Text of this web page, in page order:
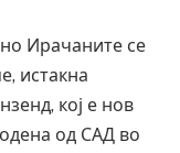
Ирачаните се
истакна
кој е нов
од САД во